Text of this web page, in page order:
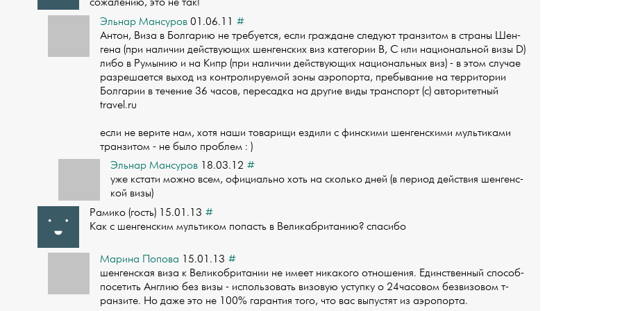
Эльнар Мансуров 01.06.11 #
Антон, Виза в Болгарию не требуется, если граждане следуют транзитом в страны Шен­
гена (при наличии действующих шенгенских виз категории В, С или национальной визы­ D)
либо в Румынию и на Кипр (при наличии действующих национальных виз) - в этом ­случае
разрешается выход из контролируемой зоны аэропорта, пребывание на территор­ии
Болгарии в течение 36 часов, пересадка на другие виды транспорт (с) авторитетн­ый
travel.ru
если не верите нам, хотя наши товарищи ездили с финскими шенгенск­ими мультиками
транзитом - не было проблем : )
Эльнар Мансуров 18.03.12 #
уже кстати можно всем, официально хоть на сколько дней (в период действия шенгенс­
кой визы)
Рамико (гость) 15.01.13 #
Как с шенгенским мультиком попасть в Великабританию? спасибо
Марина Попова 15.01.13 #
шенгенская виза к Великобритании не имеет никакого отношения. Единственный способ­
посетить Англию без визы - использовать визовую уступку о 24часовом безвизовом т­
ранзите. Но даже это не 100% гарантия того, что вас выпустят из аэропорта.